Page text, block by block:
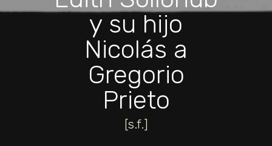
y su hijo
Nicolás a
Gregorio
Prieto
[s.f.]